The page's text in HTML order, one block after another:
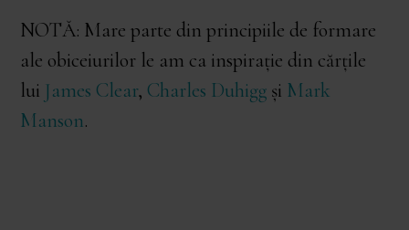
NOTĂ: Mare parte din principiile de formare
ale obiceiurilor le am ca inspirație din cărțile
lui James Clear, Charles Duhigg și Mark
Manson.